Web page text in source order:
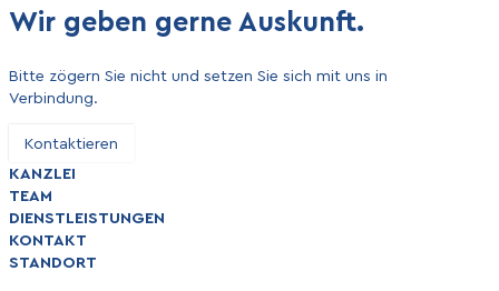
Wir geben gerne Auskunft.
Bitte zögern Sie nicht und setzen Sie sich mit uns in
Verbindung.
Kontaktieren
KANZLEI
TEAM
DIENSTLEISTUNGEN
KONTAKT
STANDORT